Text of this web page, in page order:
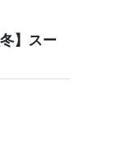
】スー